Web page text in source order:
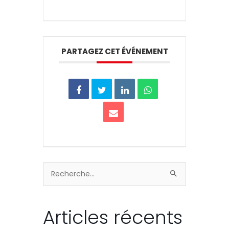
PARTAGEZ CET ÉVÉNEMENT
Rechercher :
Articles récents